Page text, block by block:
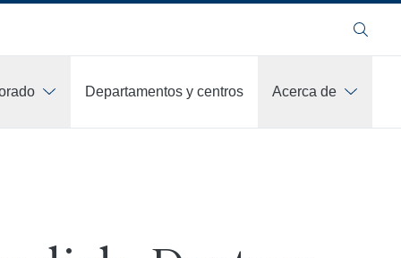
Buscar
Departamentos y centros
Acerca de